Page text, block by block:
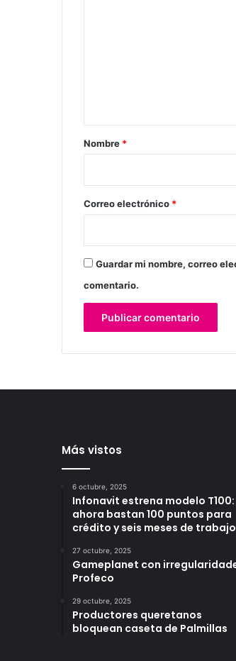
r
*
Nombre *
Correo electrónico *
Guardar mi nombre, correo
comentario.
Más vistos
6 octubre, 2025
Infonavit estrena modelo T100:
ahora bastan 100 puntos para
crédito y seis meses de trabajo
27 octubre, 2025
Gameplanet con
Profeco
29 octubre, 2025
Productores queretanos
bloquean caseta de Palmillas